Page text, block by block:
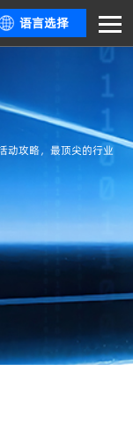
语言选择
动攻略，最顶尖的行业